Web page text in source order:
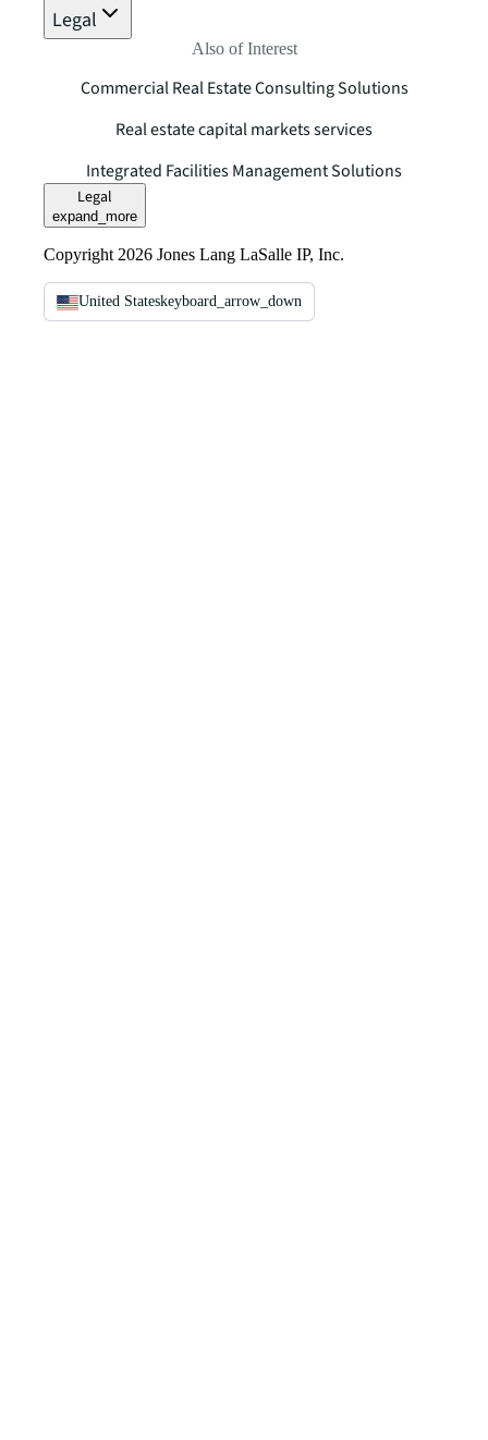
Legal
Also of Interest
Commercial Real Estate Consulting Solutions
Real estate capital markets services
Integrated Facilities Management Solutions
Legal
expand_more
Copyright 2026 Jones Lang LaSalle IP, Inc.
United Stateskeyboard_arrow_down